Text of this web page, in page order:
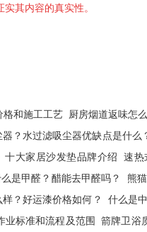
其内容的真实性。
格和施工工艺 厨房烟道返味怎
？水过滤吸尘器优缺点是什么
十大家居沙发垫品牌介绍
速热
是甲醛？醋能去甲醛吗？
熊
？好运漆价格如何？
什么是
业标准和流程及范围 箭牌卫浴